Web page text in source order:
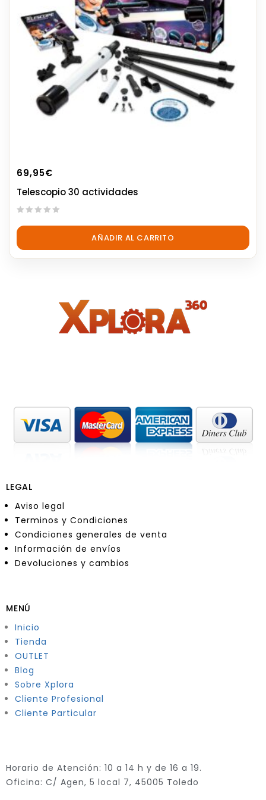
69,95€
Telescopio 30 actividades
out
5
AÑADIR AL CARRITO
LEGAL
Aviso legal
Terminos y Condiciones
Condiciones generales de venta
Información de envíos
Devoluciones y cambios
MENÚ
Inicio
Tienda
OUTLET
Blog
Sobre Xplora
Cliente Profesional
Cliente Particular
Horario de Atención: 10 a 14 h y de 16 a 19.
Oficina: C/ Agen, 5 local 7, 45005 Toledo